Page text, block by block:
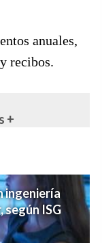
anuales,
recibos.
+
ingeniería
ISG